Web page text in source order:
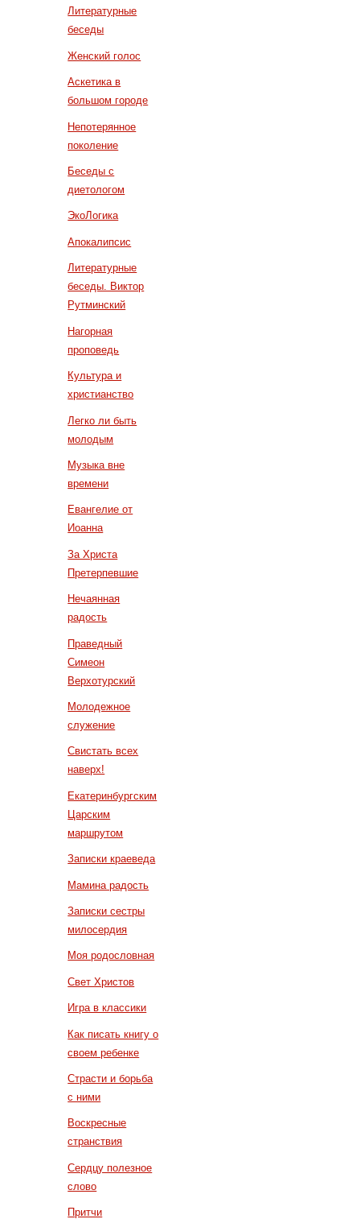
Литературные
беседы
Женский голос
Аскетика в
большом городе
Непотерянное
поколение
Беседы с
диетологом
ЭкоЛогика
Апокалипсис
Литературные
беседы. Виктор
Рутминский
Нагорная
проповедь
Культура и
христианство
Легко ли быть
молодым
Музыка вне
времени
Евангелие от
Иоанна
За Христа
Претерпевшие
Нечаянная
радость
Праведный
Симеон
Верхотурский
Молодежное
служение
Свистать всех
наверх!
Екатеринбургским
Царским
маршрутом
Записки краеведа
Мамина радость
Записки сестры
милосердия
Моя родословная
Свет Христов
Игра в классики
Как писать книгу о
своем ребенке
Страсти и борьба
с ними
Воскресные
странствия
Сердцу полезное
слово
Притчи